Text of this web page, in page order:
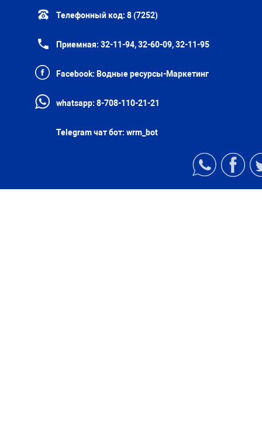
Телефонный код: 8 (7252)
Приемная: 32-11-94, 32-60-09, 32-11-95
Facebook: Водные ресурсы-Маркетинг
whatsapp: 8-708-110-21-21
Telegram чат бот: wrm_bot